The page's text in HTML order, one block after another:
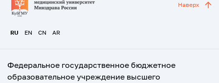
RU EN CN AR
Наверх
Федеральное государственное бюджетное
образовательное учреждение высшего